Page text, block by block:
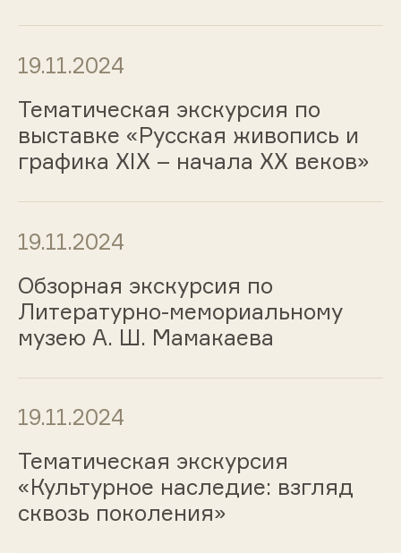
19.11.2024
Тематическая экскурсия по
выставке «Русская живопись и
графика ХIХ – начала ХХ веков»
19.11.2024
Обзорная экскурсия по
Литературно-мемориальному
музею А. Ш. Мамакаева
19.11.2024
Тематическая экскурсия
«Культурное наследие: взгляд
сквозь поколения»